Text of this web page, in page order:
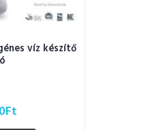
víz készítő
Ft